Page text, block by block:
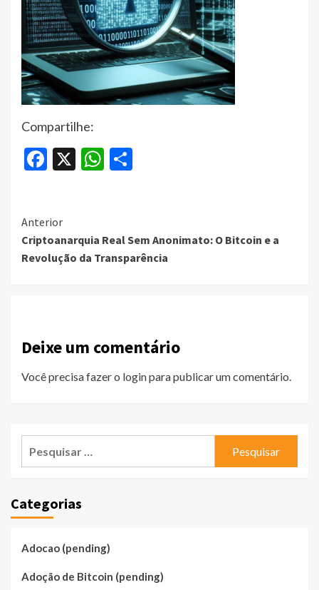
Compartilhe:
Facebook
X WhatsApp
Continue
Reading
Anterior
Criptoanarquia Real Sem Anonimato: O Bitcoin e a
Revolução da Transparência
Deixe um comentário
Você precisa fazer o loginpara publicar um comentário.
Categorias
Adocao (pending)
Adoção de Bitcoin (pending)